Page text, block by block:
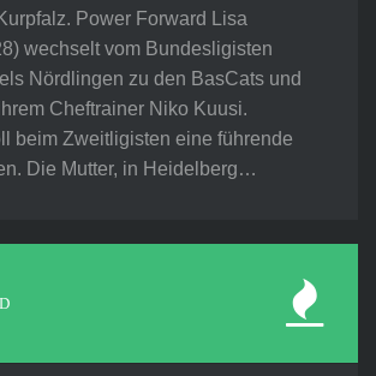
Power Forward Lisa
wechselt vom Bundesligisten
Nördlingen zu den BasCats und
Cheftrainer Niko Kuusi.
beim Zweitligisten eine führende
Die Mutter, in Heidelberg…